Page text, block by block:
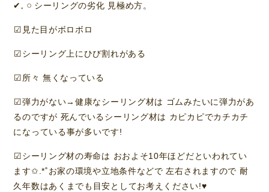
✔𓈒 𓏸 シーリングの劣化 見極め方。
︎︎︎︎☑︎見た目がボロボロ
︎︎︎︎☑︎シーリング上にひび割れがある
︎︎︎︎☑︎所々 無くなっている
︎︎︎︎☑︎弾力がない→健康なシーリング材は ゴムみたいに弾力があ
るのですが 死んでいるシーリング材は カピカピでカチカチ
になっている事が多いです!
︎︎︎︎☑︎シーリング材の寿命は おおよそ10年ほどだといわれてい
ます✩.*˚お家の環境や立地条件などで 左右されますので 耐
久年数はあくまでも目安としてお考えください!♥️